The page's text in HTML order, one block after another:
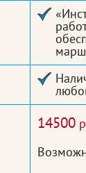
14500